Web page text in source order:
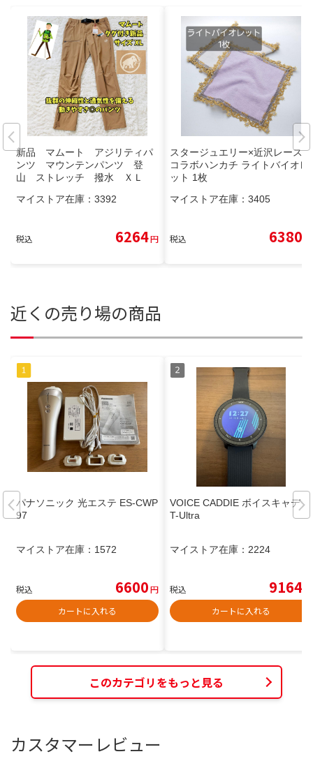
新品 マムート アジリティパ
ンツ マウンテンパンツ 登
山 ストレッチ 撥水 ＸＬ
マイストア在庫： 3392
税込 6264円
スタージュエリー×近沢レース
コラボハンカチ ライトバイオレ
ット 1枚
マイストア在庫： 3405
税込 6380
近くの売り場の商品
パナソニック 光エステ ES-CWP
97
マイストア在庫： 1572
税込 6600円
カートに入れる
VOICE CADDIE ボイスキャディ
T-Ultra
マイストア在庫： 2224
税込 9164
カートに入れる
このカテゴリをもっと見る
カスタマーレビュー